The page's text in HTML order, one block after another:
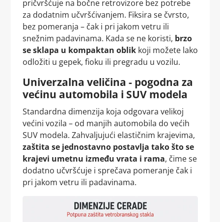
pričvršćuje na bočne retrovizore bez potrebe
za dodatnim učvršćivanjem. Fiksira se čvrsto,
bez pomeranja – čak i pri jakom vetru ili
snežnim padavinama. Kada se ne koristi, brzo
se sklapa u kompaktan oblikkoji možete lako
odložiti u gepek, fioku ili pregradu u vozilu.
Univerzalna veličina - pogodna za
većinu automobila i SUV modela
Standardna dimenzija koja odgovara velikoj
većini vozila – od manjih automobila do većih
SUV modela. Zahvaljujući elastičnim krajevima,
zaštita se jednostavno postavlja tako što se
krajevi umetnu između vrata i rama, čime se
dodatno učvršćuje i sprečava pomeranje čak i
pri jakom vetru ili padavinama.